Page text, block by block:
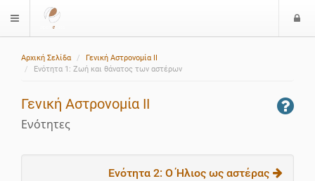
$langMenu
Αρχική Σελίδα
Γενική Αστρονομία ΙΙ
Ενότητα 1: Ζωή και θάνατος των αστέρων
Γενική Αστρονομία ΙΙ
Ενότητες
Ενότητα 2: Ο Ήλιος ως αστέρας